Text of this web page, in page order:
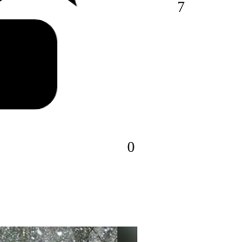
7
0